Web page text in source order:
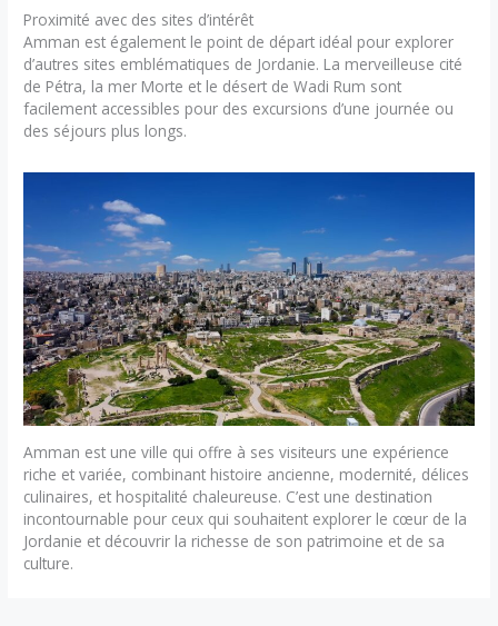
Proximité avec des sites d’intérêt
Amman est également le point de départ idéal pour explorer
d’autres sites emblématiques de Jordanie. La merveilleuse cité
de Pétra, la mer Morte et le désert de Wadi Rum sont
facilement accessibles pour des excursions d’une journée ou
des séjours plus longs.
Amman est une ville qui offre à ses visiteurs une expérience
riche et variée, combinant histoire ancienne, modernité, délices
culinaires, et hospitalité chaleureuse. C’est une destination
incontournable pour ceux qui souhaitent explorer le cœur de la
Jordanie et découvrir la richesse de son patrimoine et de sa
culture.